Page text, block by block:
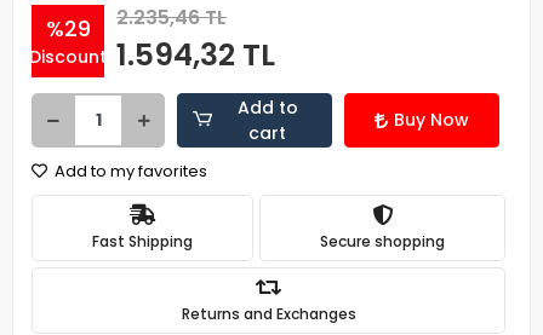
%29
Discount
2.235,46 TL
1.594,32 TL
Add to
cart
Buy Now
Add to my favorites
Fast Shipping Secure shopping
Returns and Exchanges